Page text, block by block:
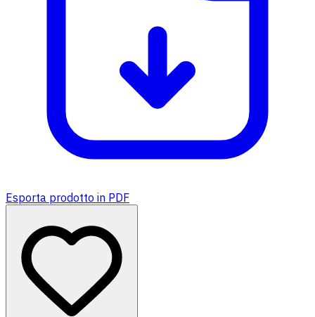
Esporta prodotto in PDF